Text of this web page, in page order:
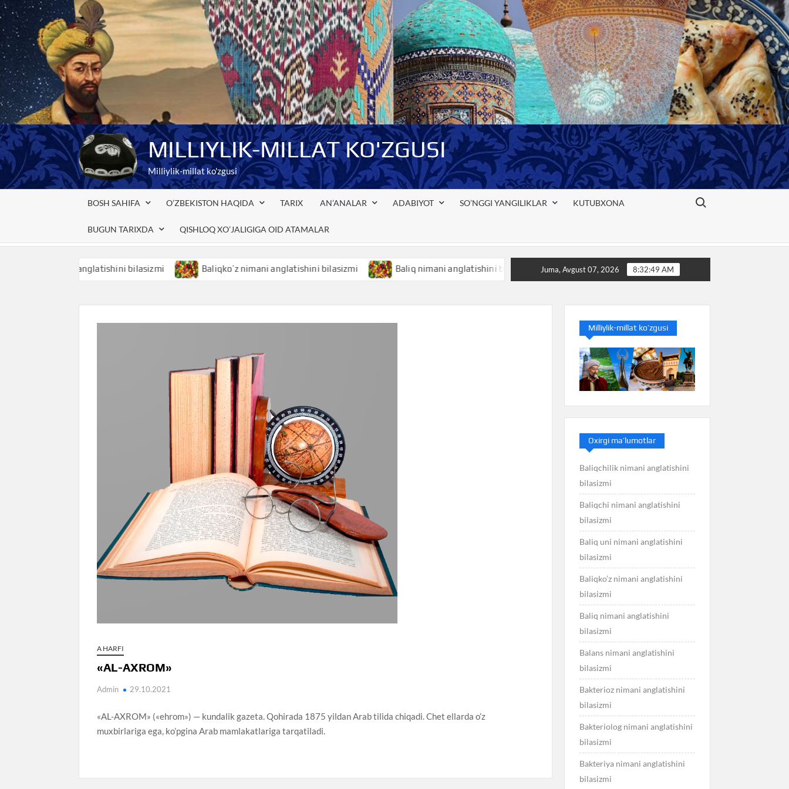
Skip
to
content
MILLIYLIK-MILLAT KO'ZGUSI
Milliylik-millat ko'zgusi
BOSH SAHIFA O’ZBEKISTON HAQIDA TARIX AN’ANALAR ADABIYOT SO’NGGI YANGILIKLAR KUTUBXONA
BUGUN TARIXDA QISHLOQ XO’JALIGIGA OID ATAMALAR
Search for:
nimani anglatishini bilasizmi Baliqko’z nimani anglatishini bilasizmi Baliq nimani anglatishini bilasizmi Balans nimani anglatishini bilasizmi
Juma, Avgust 07, 2026 8:32:49 AM
A HARFI
«AL-AXROM»
Admin 29.10.2021
«AL-AXROM» («ehrom») — kundalik gazeta. Qohirada 1875 yildan Arab tilida chiqadi. Chet ellarda o’z
muxbirlariga ega, ko’pgina Arab mamlakatlariga tarqatiladi.
Milliylik-millat ko’zgusi
Oxirgi ma’lumotlar
Baliqchilik nimani anglatishini
bilasizmi
Baliqchi nimani anglatishini
bilasizmi
Baliq uni nimani anglatishini
bilasizmi
Baliqko’z nimani anglatishini
bilasizmi
Baliq nimani anglatishini
bilasizmi
Balans nimani anglatishini
bilasizmi
Bakterioz nimani anglatishini
bilasizmi
Bakteriolog nimani anglatishini
bilasizmi
Bakteriya nimani anglatishini
bilasizmi